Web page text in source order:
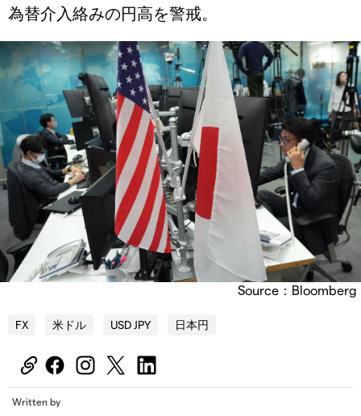
為替介入絡みの円高を警戒。
Source：Bloomberg
FX 米ドル USD JPY 日本円
Written by